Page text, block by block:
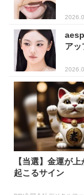
アッ
【当選】金運が
起こるサイン